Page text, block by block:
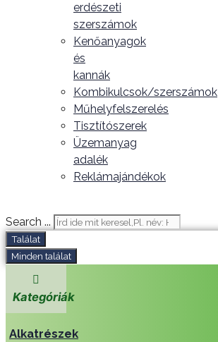
erdészeti
szerszámok
Kenőanyagok
és
kannák
Kombikulcsok/szerszámok
Műhelyfelszerelés
Tisztítószerek
Üzemanyag
adalék
Reklámajándékok
Search ...
Találat
Minden találat
Kategóriák
Alkatrészek